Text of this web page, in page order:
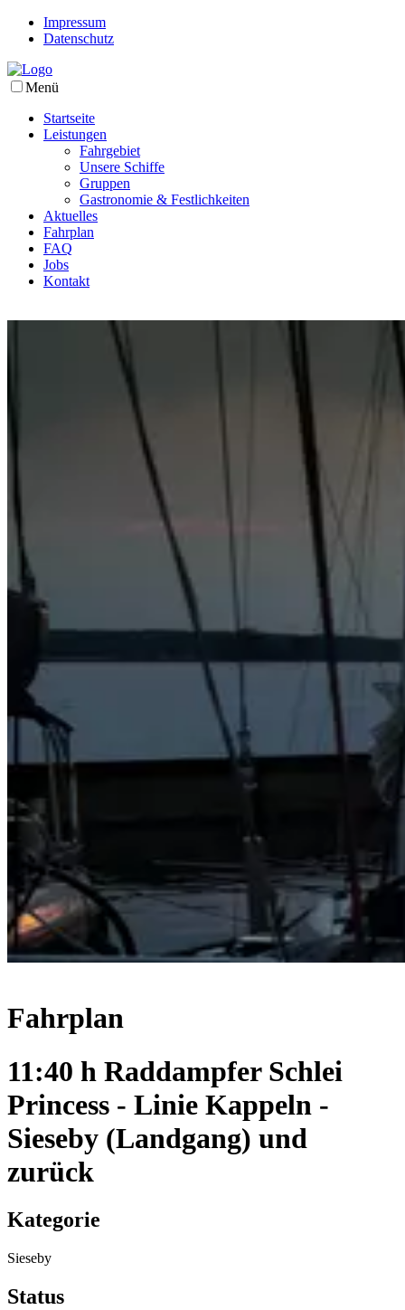
Impressum
Datenschutz
Menü
Startseite
Leistungen
Fahrgebiet
Unsere Schiffe
Gruppen
Gastronomie & Festlichkeiten
Aktuelles
Fahrplan
FAQ
Jobs
Kontakt
Fahrplan
11:40 h Raddampfer Schlei
Princess - Linie Kappeln -
Sieseby (Landgang) und
zurück
Kategorie
Sieseby
Status